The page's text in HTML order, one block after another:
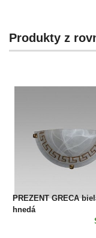
Produkty z
PREZENT GRECA
hnedá